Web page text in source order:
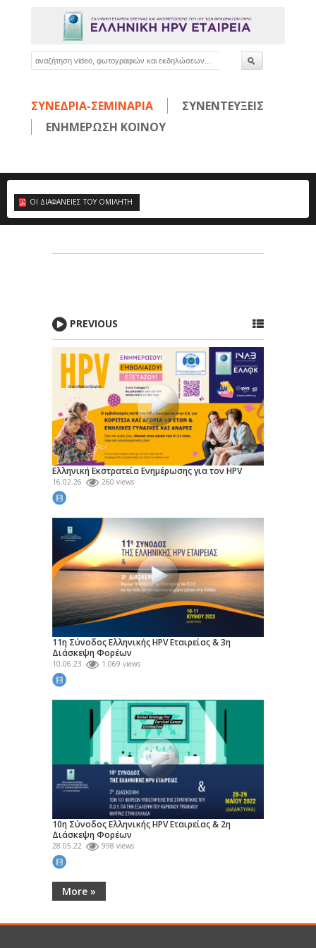
ΣΥΝΕΔΡΙΑ-ΣΕΜΙΝΑΡΙΑ
ΣΥΝΕΝΤΕΥΞΕΙΣ
ΕΝΗΜΕΡΩΣΗ ΚΟΙΝΟΥ
ΟΙ ΔΙΑΦΑΝΕΙΕΣ ΤΟΥ ΟΜΙΛΗΤΗ
PREVIOUS
Ελληνική Εκστρατεία Ενημέρωσης για τον HPV
16.02.26 260 views
11η Σύνοδος Ελληνικής HPV Εταιρείας & 3η
Διάσκεψη Φορέων
10.06.23 1.069 views
10η Σύνοδος Ελληνικής HPV Εταιρείας & 2η
Διάσκεψη Φορέων
28.05.22 998 views
More »